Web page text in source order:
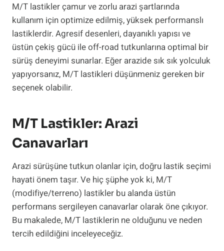
M/T lastikler çamur ve zorlu arazi şartlarında
kullanım için optimize edilmiş, yüksek performanslı
lastiklerdir. Agresif desenleri, dayanıklı yapısı ve
üstün çekiş gücü ile off-road tutkunlarına optimal bir
sürüş deneyimi sunarlar. Eğer arazide sık sık yolculuk
yapıyorsanız, M/T lastikleri düşünmeniz gereken bir
seçenek olabilir.
M/T Lastikler: Arazi
Canavarları
Arazi sürüşüne tutkun olanlar için, doğru lastik seçimi
hayati önem taşır. Ve hiç şüphe yok ki, M/T
(modifiye/terreno) lastikler bu alanda üstün
performans sergileyen canavarlar olarak öne çıkıyor.
Bu makalede, M/T lastiklerin ne olduğunu ve neden
tercih edildiğini inceleyeceğiz.